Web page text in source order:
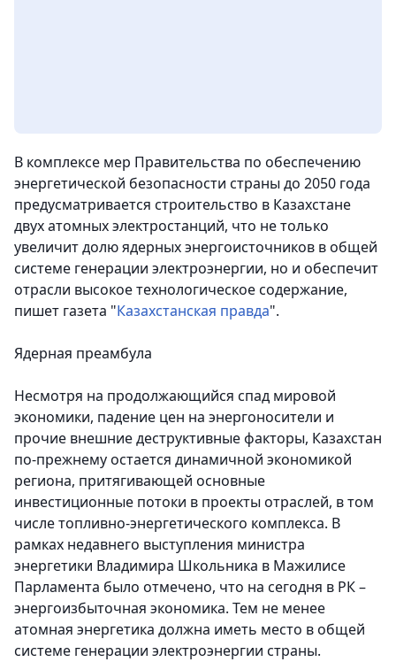
В комплексе мер Правительства по обеспечению
энергетической безопасности страны до 2050 года
предусматривается строительство в Казахстане
двух атомных электростанций, что не только
увеличит долю ядерных энергоисточников в общей
системе генерации электроэнергии, но и обеспечит
отрасли высокое технологическое содержание,
пишет газета "Казахстанская правда".
Ядерная преамбула
Несмотря на продолжающийся спад мировой
экономики, падение цен на энергоносители и
прочие внешние деструктивные факторы, Казахстан
по-прежнему остается динамичной экономикой
региона, притягивающей основные
инвестиционные потоки в проекты отраслей, в том
числе топливно-энергетического комплекса. В
рамках недавнего выступления министра
энергетики Владимира Школьника в Мажилисе
Парламента было отмечено, что на сегодня в РК –
энергоизбыточная экономика. Тем не менее
атомная энергетика должна иметь место в общей
системе генерации электроэнергии страны.